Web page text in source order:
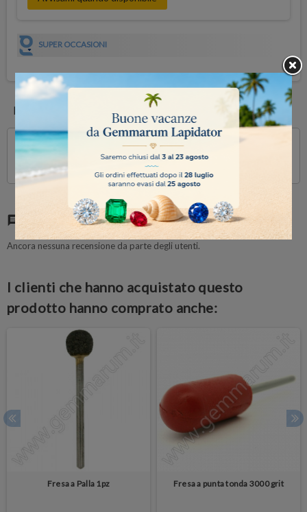
SUPER OCCASIONI
DESCRIZIONE
Fresa diamantata sinterizzata a cono inverso, gambo Ø 2.35 mm,
chat Commenti(0)
Ancora nessuna recensione da parte degli utenti.
I clienti che hanno acquistato questo
prodotto hanno comprato anche:
Fresa a Palla 1pz Fresa a punta tonda 3000 grit